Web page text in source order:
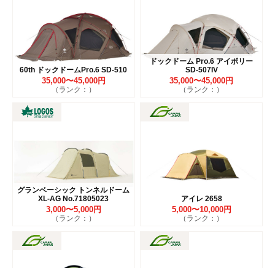
60th ドックドームPro.6 SD-510
35,000〜45,000円
（ランク：）
ドックドーム Pro.6 アイボリー
SD-507IV
35,000〜45,000円
（ランク：）
グランベーシック トンネルドーム
XL-AG No.71805023
3,000〜5,000円
（ランク：）
アイレ 2658
5,000〜10,000円
（ランク：）